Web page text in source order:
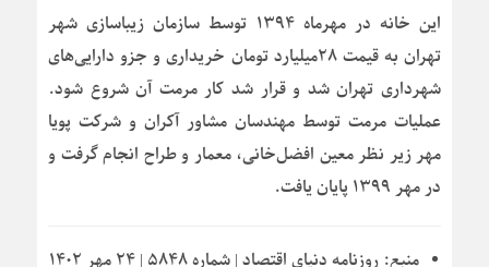
این خانه در مهرماه ۱۳۹۴ توسط سازمان زیباسازی شهر
تهران به قیمت ۲۸میلیارد تومان خریداری و جزو دارایی‌های
شهرداری تهران شد و قرار شد کار مرمت آن شروع شود.
عملیات مرمت توسط مهندسان مشاور آکران و شرکت پویا
مهر زیر نظر معین افضل‌خانی، معمار و طراح انجام گرفت و
در مهر ۱۳۹۹ پایان یافت.
منبع: روزنامه دنیای اقتصاد | شماره ۵۸۴۸ | ۲۴ مهر ۱۴۰۲